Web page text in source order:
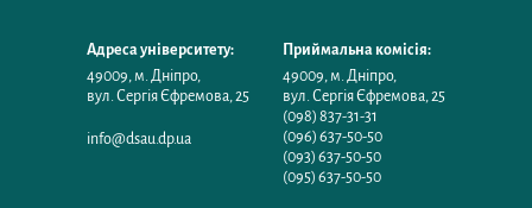
Адреса університету:
49009 м. Дніпро,
вул. Сергія Єфремова, 25
info@dsau.dp.ua
Приймальна комісія:
49009 м. Дніпро,
вул. Сергія Єфремова, 25
(098) 837-31-31
(096) 637-50-50
(093) 637-50-50
(095) 637-50-50